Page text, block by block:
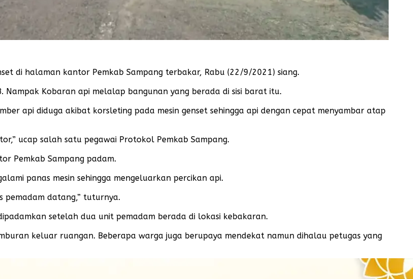
di halaman kantor Pemkab Sampang terbakar, Rabu (22/9/2021) siang.
Nampak Kobaran api melalap bangunan yang berada di sisi barat itu.
api diduga akibat korsleting pada mesin genset sehingga api dengan cepat menyambar atap
ucap salah satu pegawai Protokol Pemkab Sampang.
Pemkab Sampang padam.
panas mesin sehingga mengeluarkan percikan api.
pemadam datang,” tuturnya.
setelah dua unit pemadam berada di lokasi kebakaran.
keluar ruangan. Beberapa warga juga berupaya mendekat namun dihalau petugas yang